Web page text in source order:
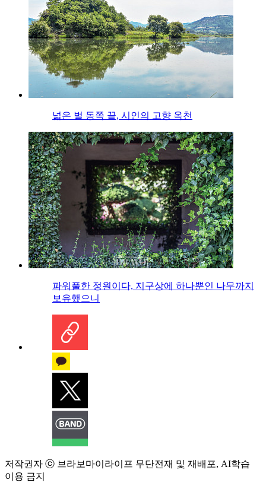
넓은 벌 동쪽 끝, 시인의 고향 옥천
파워풀한 정원이다, 지구상에 하나뿐인 나무까지
보유했으니
저작권자 ⓒ 브라보마이라이프 무단전재 및 재배포, AI학습
이용 금지